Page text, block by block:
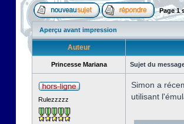
Page1
Aperçu avant impression
Auteur
Princesse Mariana Sujet du
Rulezzzzz
Simon a
utilisant